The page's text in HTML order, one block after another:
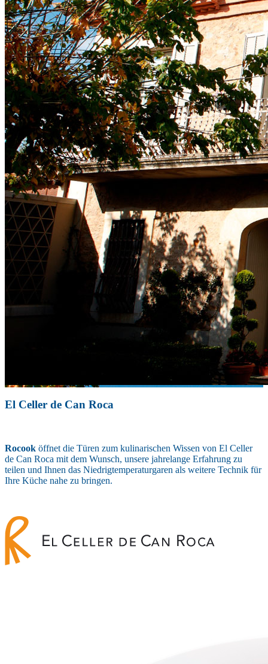
El Celler de Can Roca
Rocook öffnet die Türen zum kulinarischen Wissen von El Celler
de Can Roca mit dem Wunsch, unsere jahrelange Erfahrung zu
teilen und Ihnen das Niedrigtemperaturgaren als weitere Technik für
Ihre Küche nahe zu bringen.